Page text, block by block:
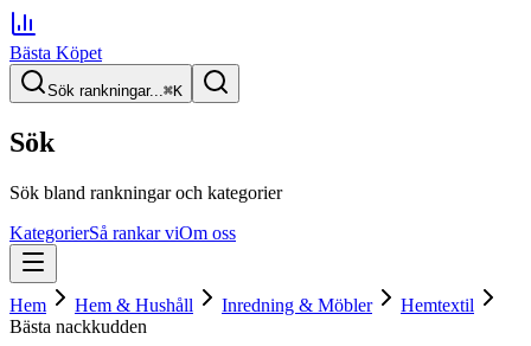
Bästa Köpet
Sök rankningar...⌘K
Sök
Sök bland rankningar och kategorier
KategorierSå rankar viOm oss
Hem Hem & Hushåll Inredning & Möbler
Hemtextil
Bästa nackkudden